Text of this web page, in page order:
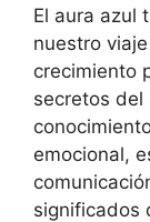
El aura azul
nuestro
crecimiento
secretos del
emocional,
significados